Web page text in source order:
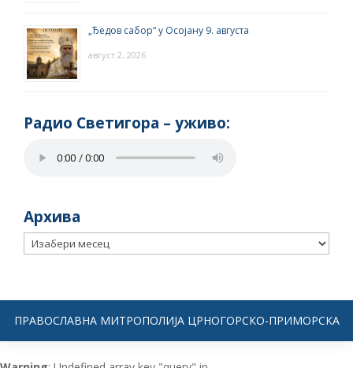
„Ђедов сабор“ у Осојану 9. августа
август 2, 2026
Радио Светигора – yживо:
Архива
Архива
ПРАВОСЛАВНА МИТРОПОЛИЈА ЦРНОГОРСКО-ПРИМОРСКА